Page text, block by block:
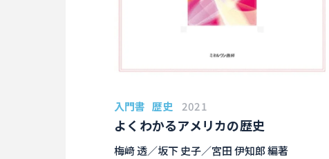
入門書 歴史 2021
よくわかるアメリカの歴史
梅﨑 透／坂下 史子／宮田 伊知郎 編著